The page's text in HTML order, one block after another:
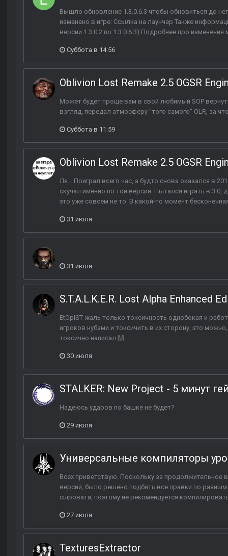
Вышло обновление 1.3.0.6.3 чтобы обновиться до
изменено в игре: Ссылка на лаунчер Также
версии 1.3.0.2 по 1.3.0.6.3) Подробнее про
Суббота в 14:56
Oblivion Lost Remake 2.5 OGSR
Может будет проще вам в свой любимый SOP
взгляд, передал атмосферу "того самого" OLR, за
Суббота в 11:59
Oblivion Lost Remake 2.5 OGSR
Ля... Поиграл всего час, а будто снова оказался в
скучал именно по той версии. Пытался играть в
это уже совсем не то. В какой-то момент
31 июля
31 июля
S.T.A.L.K.E.R. Lost Alpha Enhanced
EtOpIST жаль только токсичность однобокая и
игроков нубами и токсичить в их сторону, это
токсично написал 🙌
30 июля
STALKER: New Project - 5 минут
Надеюсь ударов по башке не будет?
29 июля
Универсальные компиляторы
Всех приветствую. Поскольку за
версий, было решено подбить все правки по
сыровата, поэтому не рекомендуется
27 июля
TexturesExtractor